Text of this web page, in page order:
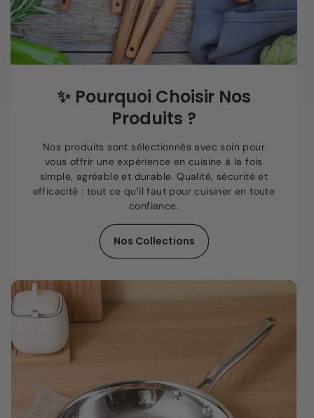
✨ Pourquoi Choisir Nos
Produits ?
Nos produits sont sélectionnés avec soin pour
vous offrir une expérience en cuisine à la fois
simple, agréable et durable. Qualité, sécurité et
efficacité : tout ce qu’il faut pour cuisiner en toute
confiance.
Nos Collections